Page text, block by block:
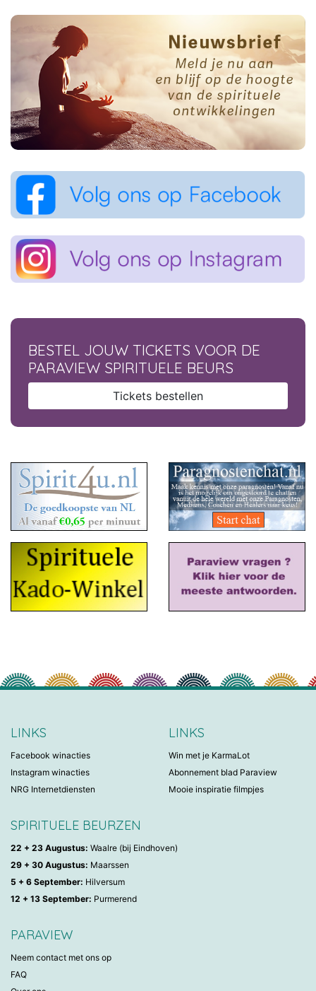
BESTEL JOUW TICKETS VOOR DE
PARAVIEW SPIRITUELE BEURS
Tickets bestellen
LINKS
Facebook winacties
Instagram winacties
NRG Internetdiensten
LINKS
Win met je KarmaLot
Abonnement blad Paraview
Mooie inspiratie filmpjes
SPIRITUELE BEURZEN
22 + 23 Augustus: Waalre (bij Eindhoven)
29 + 30 Augustus: Maarssen
5 + 6 September: Hilversum
12 + 13 September: Purmerend
PARAVIEW
Neem contact met ons op
FAQ